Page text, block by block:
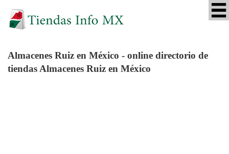
Almacenes Ruiz en México - online directorio de
tiendas Almacenes Ruiz en México